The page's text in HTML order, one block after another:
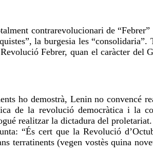
contrarevolucionari de
la burgesia les
Febrer, quan el caràcter
ho demostrà, Lenin no
de la revolució democràtica i la
realitzar la dictadura del
“És cert que la Revolució
terratinents (vegen vostès quina